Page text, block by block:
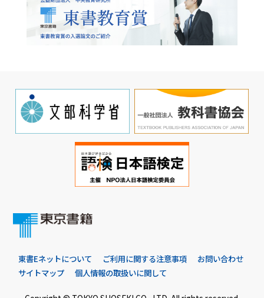
東書Eネットについて ご利用に関する注意事項
お問い合わせ
サイトマップ
個人情報の取扱いに関して